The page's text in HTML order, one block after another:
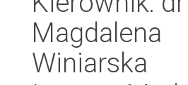
Magdalena
Winiarska